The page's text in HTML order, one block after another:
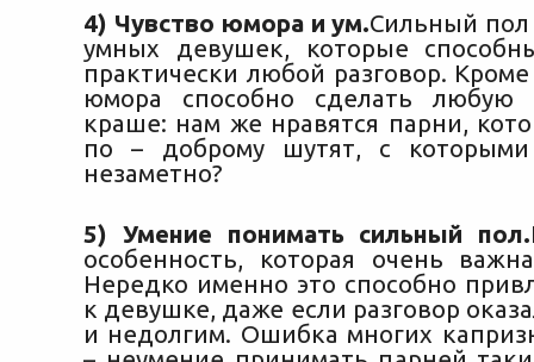
4) Чувство юмора и ум.Сильный пол
умных девушек, которые
практически любой разговор. Кроме
юмора способно сделать
краше: нам же нравятся парни,
по – доброму шутят, с
незаметно?
5) Умение понимать сильный пол.
особенность, которая очень
Нередко именно это способно
к девушке, даже если разговор
и недолгим. Ошибка многих